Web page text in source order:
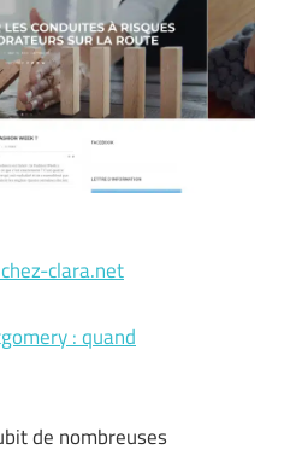
clara.net
: quand
de nombreuses